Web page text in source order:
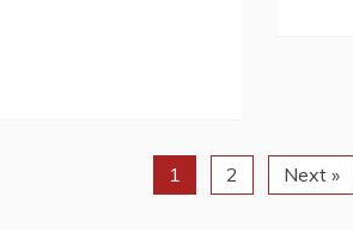
1 2 Next »